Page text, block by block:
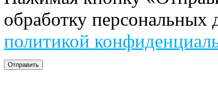
обработку персональных
политикой
Отправить